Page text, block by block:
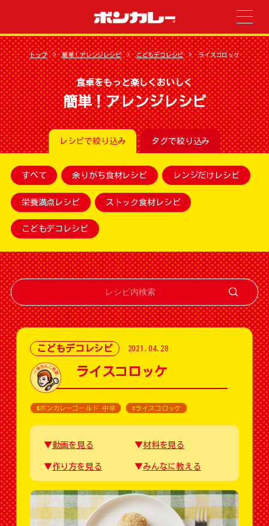
トップ 簡単！アレンジレシピ こどもデコレシピ ライスコロッケ
食卓をもっと楽しくおいしく
簡単！アレンジレシピ
レシピで絞り込み タグで絞り込み
すべて 余りがち食材レシピ レンジだけレシピ
栄養満点レシピ ストック食材レシピ
こどもデコレシピ
こどもデコレシピ 2021.04.28
ライスコロッケ
#ボンカレーゴールド 中辛 #ライスコロッケ
動画を見る 材料を見る
作り方を見る みんなに教える